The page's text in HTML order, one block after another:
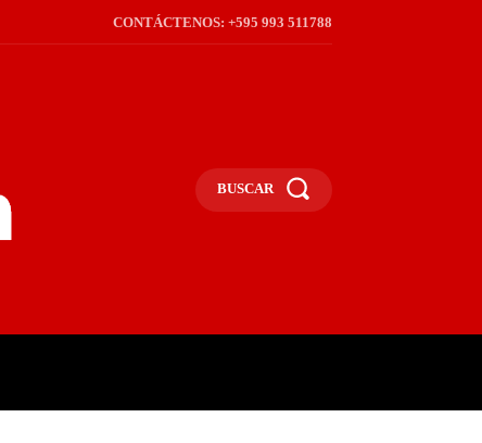
CONTÁCTENOS: +595 993 511788
BUSCAR